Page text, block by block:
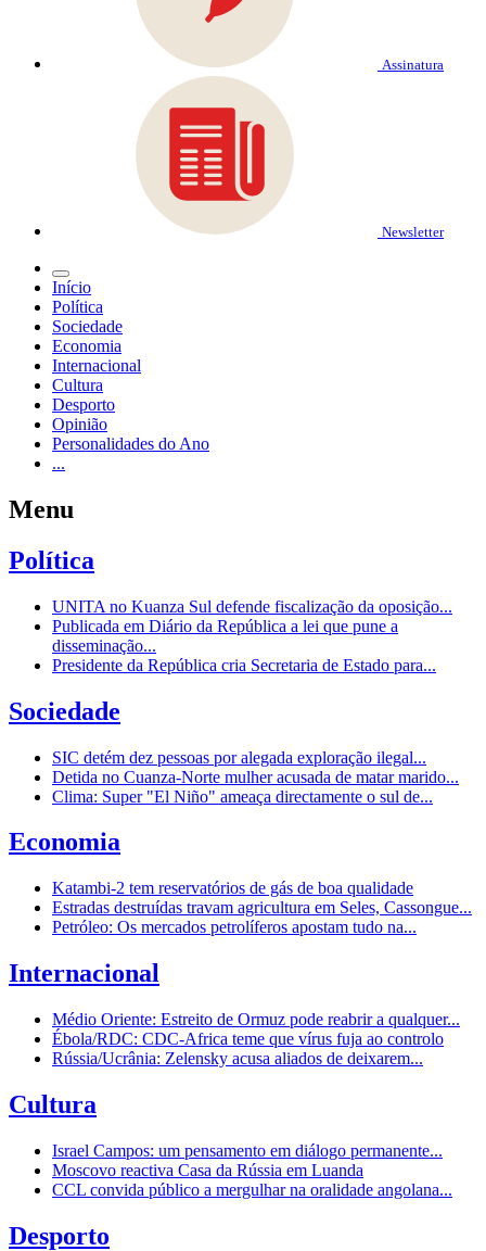
Assinatura
Newsletter
Início
Política
Sociedade
Economia
Internacional
Cultura
Desporto
Opinião
Personalidades do Ano
...
Menu
Política
UNITA no Kuanza Sul defende fiscalização da oposição...
Publicada em Diário da República a lei que pune a
disseminação...
Presidente da República cria Secretaria de Estado para...
Sociedade
SIC detém dez pessoas por alegada exploração ilegal...
Detida no Cuanza-Norte mulher acusada de matar marido...
Clima: Super "El Niño" ameaça directamente o sul de...
Economia
Katambi-2 tem reservatórios de gás de boa qualidade
Estradas destruídas travam agricultura em Seles, Cassongue...
Petróleo: Os mercados petrolíferos apostam tudo na...
Internacional
Médio Oriente: Estreito de Ormuz pode reabrir a qualquer...
Ébola/RDC: CDC-Africa teme que vírus fuja ao controlo
Rússia/Ucrânia: Zelensky acusa aliados de deixarem...
Cultura
Israel Campos: um pensamento em diálogo permanente...
Moscovo reactiva Casa da Rússia em Luanda
CCL convida público a mergulhar na oralidade angolana...
Desporto